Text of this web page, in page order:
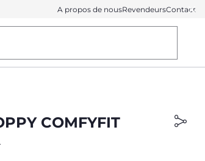
A propos de nousRevendeursContact
COMFYFIT